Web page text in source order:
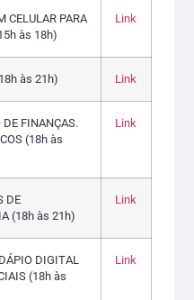
CELULAR PARA
às 18h)
Link
às 21h) Link
FINANÇAS.
(18h às
Link
DE
(18h às 21h)
Link
DIGITAL
(18h às
Link